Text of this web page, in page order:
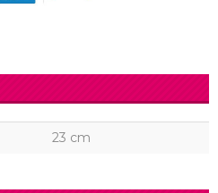
23 cm